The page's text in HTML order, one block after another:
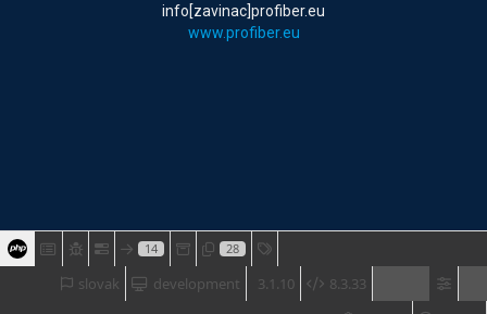
info[zavinac]profiber.eu
www.profiber.eu
14 28
8.3.33
3.1.10
development
slovak